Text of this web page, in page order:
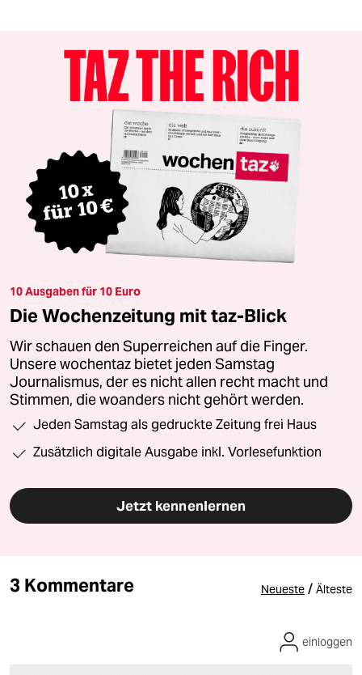
10 Ausgaben für 10 Euro
Die Wochenzeitung mit taz-Blick
Wir schauen den Superreichen auf die Finger.
Unsere wochentaz bietet jeden Samstag
Journalismus, der es nicht allen recht macht und
Stimmen, die woanders nicht gehört werden.
Jeden Samstag als gedruckte Zeitung frei Haus
Zusätzlich digitale Ausgabe inkl. Vorlesefunktion
Jetzt kennenlernen
3 Kommentare Neueste / Älteste
einloggen